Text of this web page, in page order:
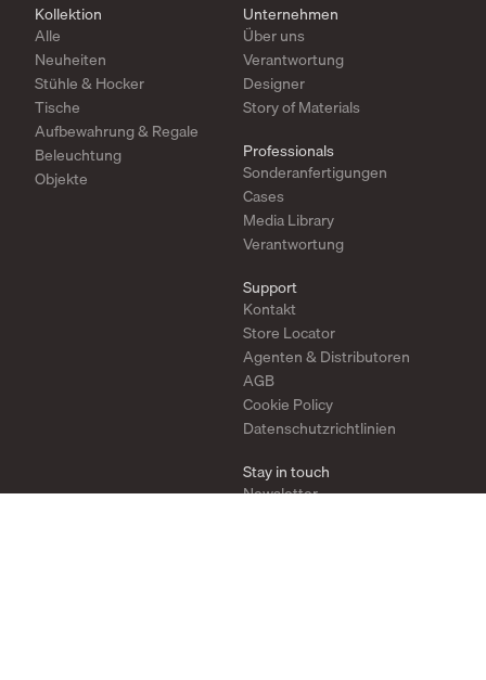
Kollektion
Alle
Neuheiten
Stühle & Hocker
Tische
Aufbewahrung & Regale
Beleuchtung
Objekte
Unternehmen
Über uns
Verantwortung
Designer
Story of Materials
Professionals
Sonderanfertigungen
Cases
Media Library
Verantwortung
Support
Kontakt
Store Locator
Agenten & Distributoren
AGB
Cookie Policy
Datenschutzrichtlinien
Stay in touch
Newsletter